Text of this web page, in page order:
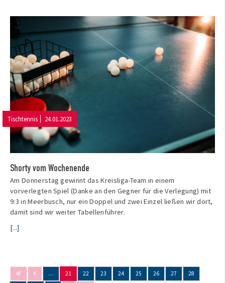
Tischtennis 24.01.2023
Shorty vom Wochenende
Am Donnerstag gewinnt das Kreisliga-Team in einem
vorverlegten Spiel (Danke an den Gegner für die Verlegung) mit
9:3 in Meerbusch, nur ein Doppel und zwei Einzel ließen wir dort,
damit sind wir weiter Tabellenführer.
[...]
… 21 22 23 24 25 26 27 28